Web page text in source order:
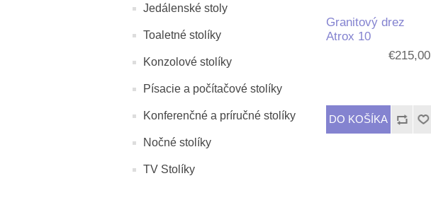
Jedálenské stoly
Toaletné stolíky
Konzolové stolíky
Písacie a počítačové stolíky
Konferenčné a príručné stolíky
Nočné stolíky
TV Stolíky
Granitový drez
Atrox 10
€215,00